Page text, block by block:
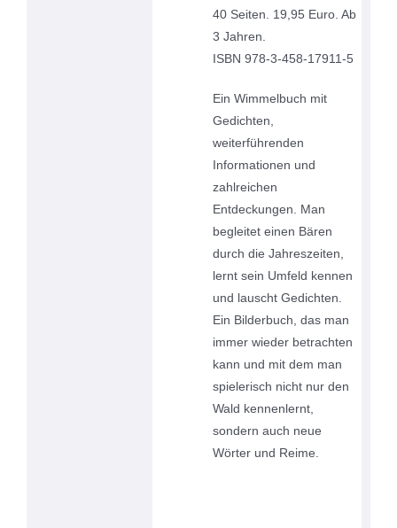
40 Seiten. 19,95 Euro. Ab
3 Jahren.
ISBN 978-3-458-17911-5
Ein Wimmelbuch mit
Gedichten,
weiterführenden
Informationen und
zahlreichen
Entdeckungen. Man
begleitet einen Bären
durch die Jahreszeiten,
lernt sein Umfeld kennen
und lauscht Gedichten.
Ein Bilderbuch, das man
immer wieder betrachten
kann und mit dem man
spielerisch nicht nur den
Wald kennenlernt,
sondern auch neue
Wörter und Reime.